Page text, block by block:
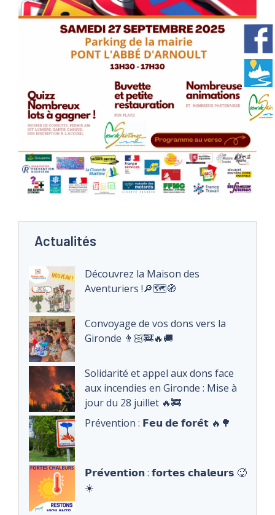
Actualités
Découvrez la Maison des
Aventuriers !🔎🗺️🧭
Convoyage de vos dons vers la
Gironde 👨🏻‍🚒🔥🚚
Solidarité et appel aux dons face
aux incendies en Gironde : Mise à
jour du 28 juillet 🔥🚒
Prévention : 𝗙𝗲𝘂 𝗱𝗲 𝗳𝗼𝗿𝗲̂𝘁 🔥🌳
𝗣𝗿𝗲́𝘃𝗲𝗻𝘁𝗶𝗼𝗻 : 𝗳𝗼𝗿𝘁𝗲𝘀 𝗰𝗵𝗮𝗹𝗲𝘂𝗿𝘀 🥵
☀️